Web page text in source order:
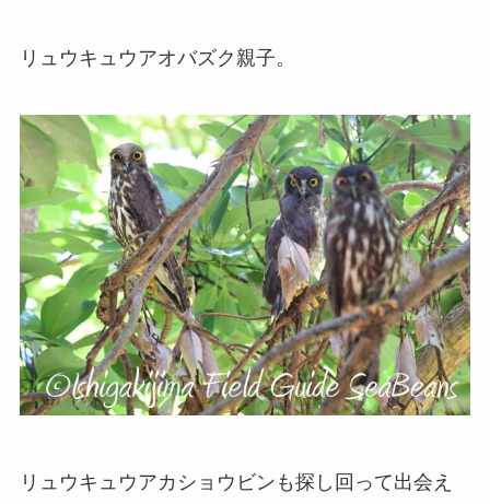
リュウキュウアオバズク親子。
リュウキュウアカショウビンも探し回って出会え